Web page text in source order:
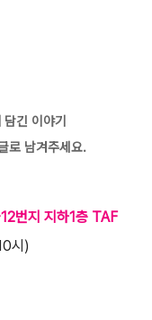
긴 이야기
로 남겨주세요.
번지 지하1층 TAF
시)